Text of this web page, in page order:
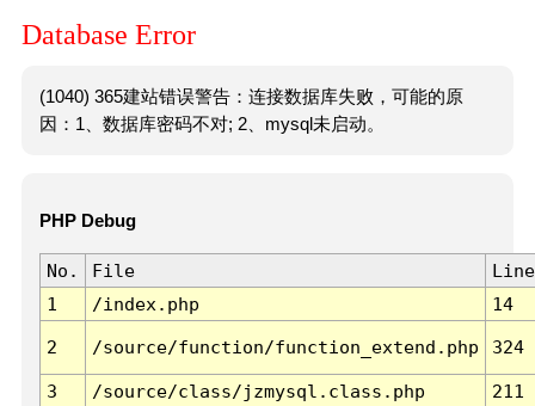
Database Error
(1040) 365建站错误警告：连接数据库失败，可能的原
因：1、数据库密码不对; 2、mysql未启动。
PHP Debug
No. File
Line
1
/index.php 14
2 /source/function/function_extend.php 324
3 /source/class/jzmysql.class.php
211